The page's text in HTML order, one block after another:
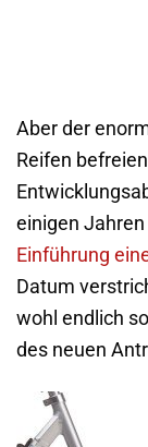
Aber der
Reifen
einigen Jahren
Einführung
Datum
wohl endlich
des neuen